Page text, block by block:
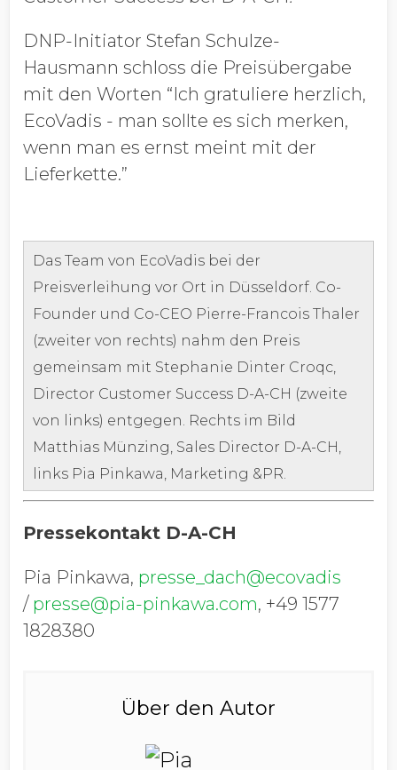
DNP-Initiator Stefan Schulze-
Hausmann schloss die Preisübergabe
mit den Worten “Ich gratuliere herzlich,
EcoVadis - man sollte es sich merken,
wenn man es ernst meint mit der
Lieferkette.”
Das Team von EcoVadis bei der
Preisverleihung vor Ort in Düsseldorf. Co-
Founder und Co-CEO Pierre-Francois Thaler
(zweiter von rechts) nahm den Preis
gemeinsam mit Stephanie Dinter Croqc,
Director Customer Success D-A-CH (zweite
von links) entgegen. Rechts im Bild
Matthias Münzing, Sales Director D-A-CH,
links Pia Pinkawa, Marketing &PR.
Pressekontakt D-A-CH
Pia Pinkawa, presse_dach@ecovadis
/ presse@pia-pinkawa.com, +49 1577
1828380
Über den Autor